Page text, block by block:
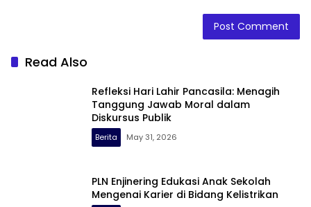
Read Also
Refleksi Hari Lahir Pancasila: Menagih
Tanggung Jawab Moral dalam
Diskursus Publik
Berita May 31, 2026
PLN Enjinering Edukasi Anak Sekolah
Mengenai Karier di Bidang Kelistrikan